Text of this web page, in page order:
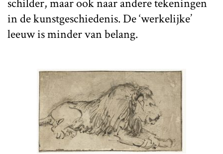
schilder, maar ook naar andere tekeningen
in de kunstgeschiedenis. De ‘werkelijke’
leeuw is minder van belang.